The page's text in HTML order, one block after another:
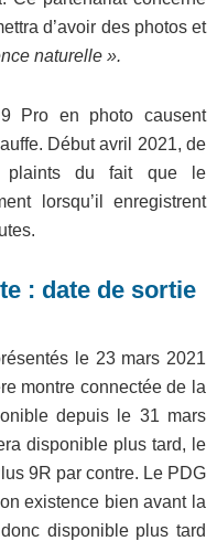
d’avoir des photos et
naturelle ».
Pro en photo causent
Début avril 2021, de
plaints du fait que le
lorsqu’il enregistrent
: date de sortie
le 23 mars 2021
montre connectée de la
depuis le 31 mars
disponible plus tard, le
9R par contre. Le PDG
existence bien avant la
disponible plus tard